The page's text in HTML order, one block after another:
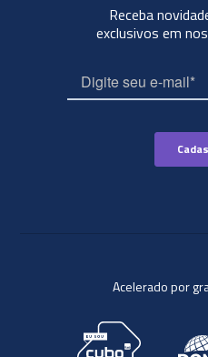
Receba
exclusivos em
Acelerado por